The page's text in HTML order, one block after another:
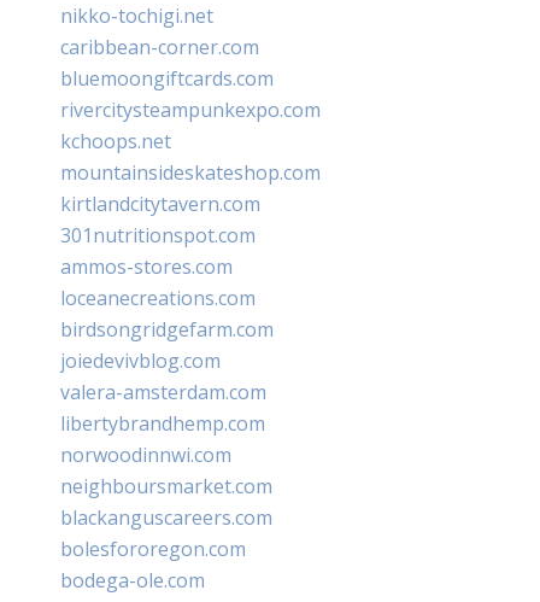
nikko-tochigi.net
caribbean-corner.com
bluemoongiftcards.com
rivercitysteampunkexpo.com
kchoops.net
mountainsideskateshop.com
kirtlandcitytavern.com
301nutritionspot.com
ammos-stores.com
loceanecreations.com
birdsongridgefarm.com
joiedevivblog.com
valera-amsterdam.com
libertybrandhemp.com
norwoodinnwi.com
neighboursmarket.com
blackanguscareers.com
bolesfororegon.com
bodega-ole.com